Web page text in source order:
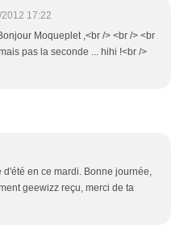
17:22
Moqueplet ,<br /> <br /> <br
pas la seconde ... hihi !<br />
en ce mardi. Bonne journée,
geewizz reçu, merci de ta